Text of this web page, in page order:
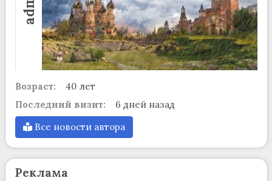
Возраст:
40 лет
Последний визит:
6 дней назад
Все новости автора
Реклама